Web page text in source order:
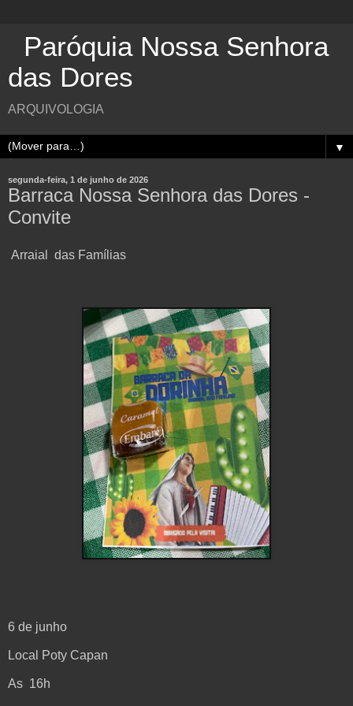
Paróquia Nossa Senhora
das Dores
ARQUIVOLOGIA
▼
segunda-feira, 1 de junho de 2026
Barraca Nossa Senhora das Dores -
Convite
Arraial das Famílias
6 de junho
Local Poty Capan
As 16h